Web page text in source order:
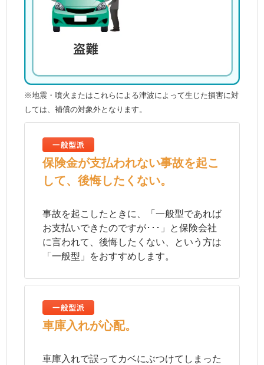
※地震・噴火またはこれらによる津波によって生じた損害に対
しては、補償の対象外となります。
保険金が支払われない事故を起こ
して、後悔したくない。
事故を起こしたときに、「一般型であれば
お支払いできたのですが･･･」と保険会社
に言われて、後悔したくない、という方は
「一般型」をおすすめします。
車庫入れが心配。
車庫入れで誤ってカベにぶつけてしまった